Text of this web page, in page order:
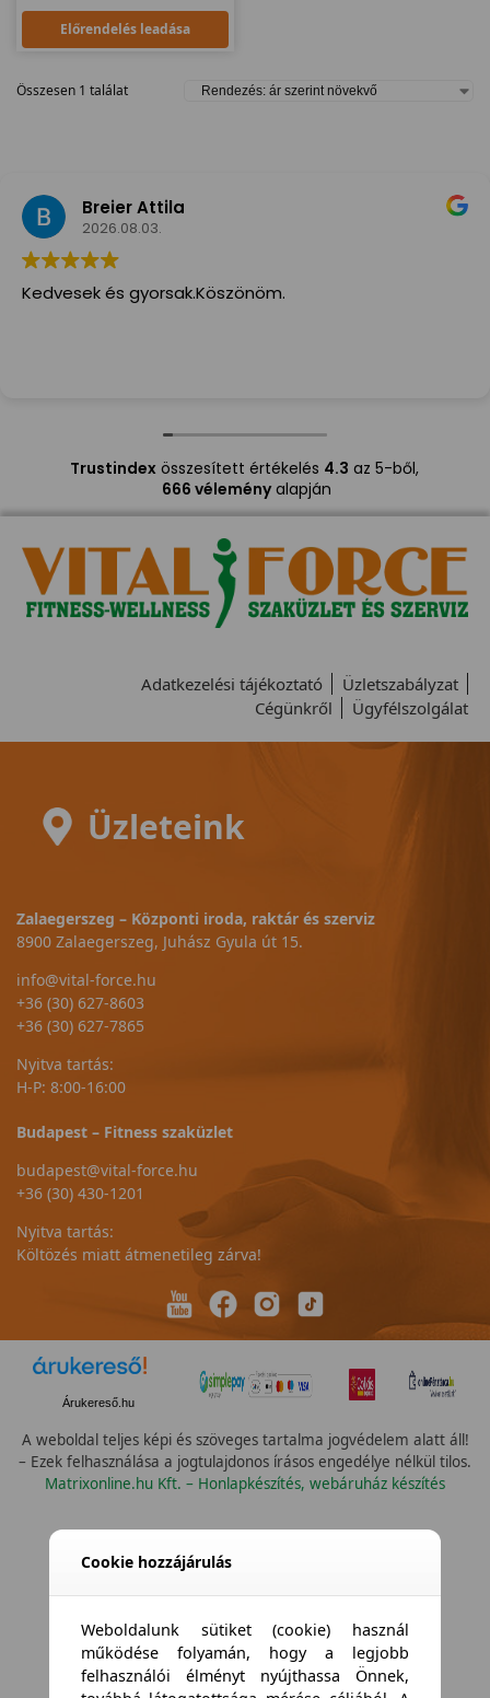
Előrendelés leadása
Összesen 1 találat
Breier Attila
2026.08.03.
Kedvesek és gyorsak.Köszönöm.
Trustindexösszesített értékelés 4.3 az 5-ből,
666 véleményalapján
Adatkezelési tájékoztató
Üzletszabályzat
Cégünkről
Ügyfélszolgálat
Üzleteink
Zalaegerszeg – Központi iroda, raktár és szerviz
8900 Zalaegerszeg, Juhász Gyula út 15.
info@vital-force.hu
+36 (30) 627-8603
+36 (30) 627-7865
Nyitva tartás:
H-P: 8:00-16:00
Budapest – Fitness szaküzlet
budapest@vital-force.hu
+36 (30) 430-1201
Nyitva tartás:
Költözés miatt átmenetileg zárva!
Árukereső.hu
A weboldal teljes képi és szöveges tartalma jogvédelem alatt áll!
– Ezek felhasználása a jogtulajdonos írásos engedélye nélkül tilos.
Matrixonline.hu Kft. – Honlapkészítés, webáruház készítés
Cookie hozzájárulás
Weboldalunk sütiket (cookie) használ
működése folyamán, hogy a legjobb
felhasználói élményt nyújthassa Önnek,
Összes vízállóság